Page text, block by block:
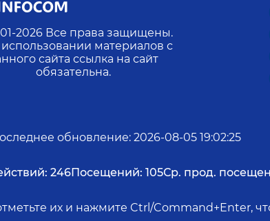
2026 Все права защищены.
материалов с
сайта ссылка на сайт
обязательна.
обновление: 2026-08-05 19:02:25
246Посещений: 105Ср. прод.
их и нажмите Ctrl/Command+Enter,